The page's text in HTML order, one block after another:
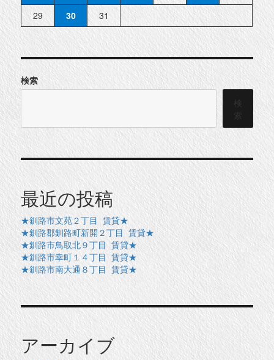
29
30 31
検索
検
索
最近の投稿
★釧路市文苑２丁目 賃貸★
★釧路郡釧路町新開２丁目 賃貸★
★釧路市鳥取北９丁目 賃貸★
★釧路市幸町１４丁目 賃貸★
★釧路市南大通８丁目 賃貸★
アーカイブ